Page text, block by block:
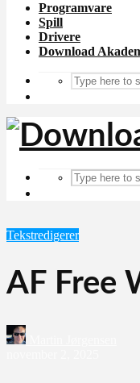
Programvare
Spill
Drivere
Download
Tekstredigerer
AF Free